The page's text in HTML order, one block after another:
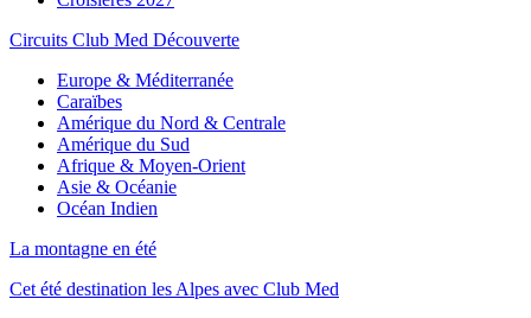
Circuits Club Med Découverte
Europe & Méditerranée
Caraïbes
Amérique du Nord & Centrale
Amérique du Sud
Afrique & Moyen-Orient
Asie & Océanie
Océan Indien
La montagne en été
Cet été destination les Alpes avec Club Med